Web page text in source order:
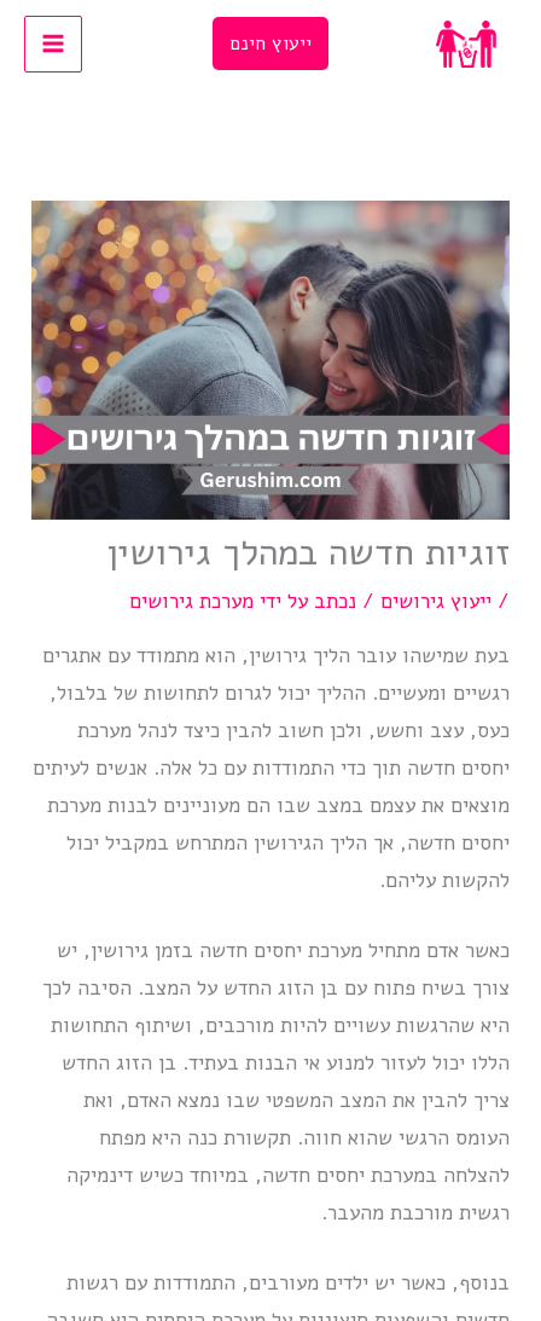
ייעוץ חינם
זוגיות חדשה במהלך גירושין
/ייעוץ גירושים / נכתב על ידימערכת גירושים
בעת שמישהו עובר הליך גירושין, הוא מתמודד עם אתגרים
רגשיים ומעשיים. ההליך יכול לגרום לתחושות של בלבול,
כעס, עצב וחשש, ולכן חשוב להבין כיצד לנהל מערכת
יחסים חדשה תוך כדי התמודדות עם כל אלה. אנשים לעיתים
מוצאים את עצמם במצב שבו הם מעוניינים לבנות מערכת
יחסים חדשה, אך הליך הגירושין המתרחש במקביל יכול
להקשות עליהם.
כאשר אדם מתחיל מערכת יחסים חדשה בזמן גירושין, יש
צורך בשיח פתוח עם בן הזוג החדש על המצב. הסיבה לכך
היא שהרגשות עשויים להיות מורכבים, ושיתוף התחושות
הללו יכול לעזור למנוע אי הבנות בעתיד. בן הזוג החדש
צריך להבין את המצב המשפטי שבו נמצא האדם, ואת
העומס הרגשי שהוא חווה. תקשורת כנה היא מפתח
להצלחה במערכת יחסים חדשה, במיוחד כשיש דינמיקה
רגשית מורכבת מהעבר.
בנוסף, כאשר יש ילדים מעורבים, התמודדות עם רגשות